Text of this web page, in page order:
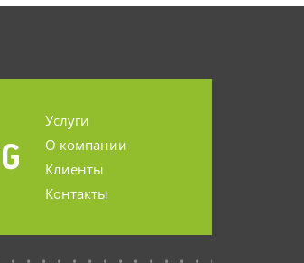
Услуги
О компании
Клиенты
Контакты